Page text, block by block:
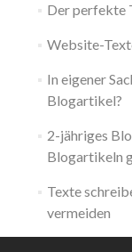
Der perfekte
Website-
In eigener
Blogartikel?
2-jähriges
Blogartikeln
Texte
vermeiden